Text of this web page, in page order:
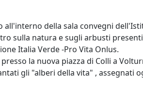
all'interno della sala convegni
sulla natura e sugli arbusti
Italia Verde -Pro Vita Onlus.
la nuova piazza di Colli a
gli "alberi della vita" , assegnati